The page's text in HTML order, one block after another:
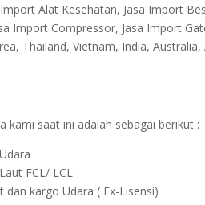
Alat Kesehatan, Jasa Import
Import Compressor, Jasa Import
Thailand, Vietnam, India,
kami saat ini adalah sebagai berikut :
FCL/ LCL
dan kargo Udara ( Ex-Lisensi)